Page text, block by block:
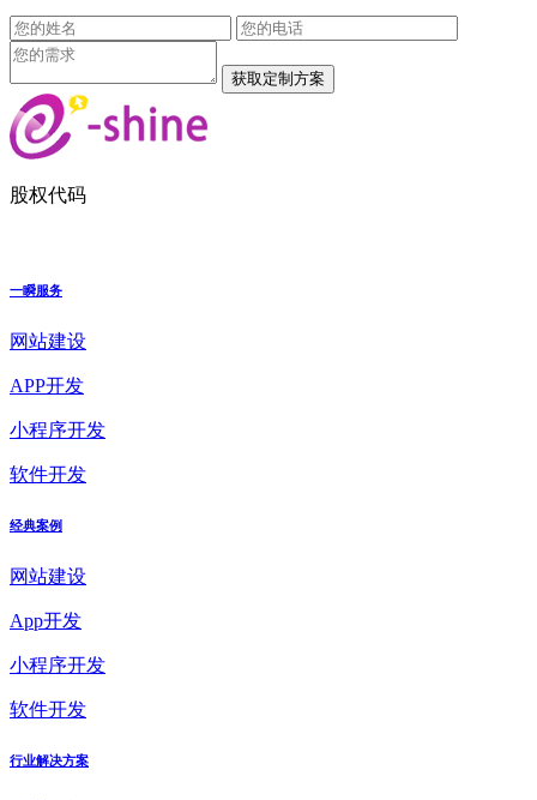
股权代码
一瞬服务
网站建设
APP开发
小程序开发
软件开发
经典案例
网站建设
App开发
小程序开发
软件开发
行业解决方案